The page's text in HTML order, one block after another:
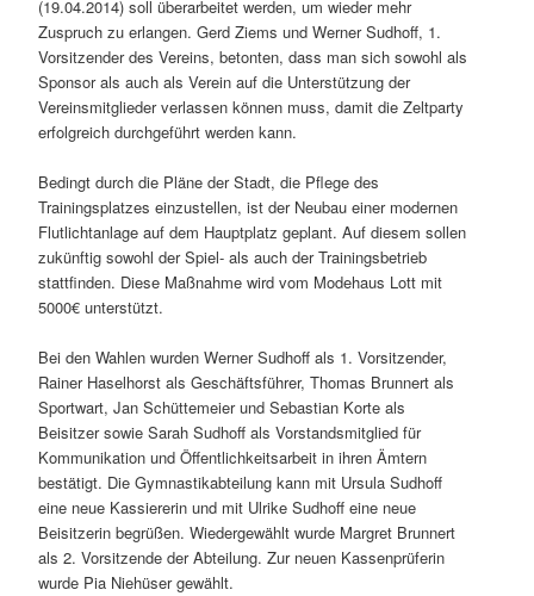
(19.04.2014) soll überarbeitet werden, um wieder mehr
Zuspruch zu erlangen. Gerd Ziems und Werner Sudhoff, 1.
Vorsitzender des Vereins, betonten, dass man sich sowohl als
Sponsor als auch als Verein auf die Unterstützung der
Vereinsmitglieder verlassen können muss, damit die Zeltparty
erfolgreich durchgeführt werden kann.
Bedingt durch die Pläne der Stadt, die Pflege des
Trainingsplatzes einzustellen, ist der Neubau einer modernen
Flutlichtanlage auf dem Hauptplatz geplant. Auf diesem sollen
zukünftig sowohl der Spiel- als auch der Trainingsbetrieb
stattfinden. Diese Maßnahme wird vom Modehaus Lott mit
5000€ unterstützt.
Bei den Wahlen wurden Werner Sudhoff als 1. Vorsitzender,
Rainer Haselhorst als Geschäftsführer, Thomas Brunnert als
Sportwart, Jan Schüttemeier und Sebastian Korte als
Beisitzer sowie Sarah Sudhoff als Vorstandsmitglied für
Kommunikation und Öffentlichkeitsarbeit in ihren Ämtern
bestätigt. Die Gymnastikabteilung kann mit Ursula Sudhoff
eine neue Kassiererin und mit Ulrike Sudhoff eine neue
Beisitzerin begrüßen. Wiedergewählt wurde Margret Brunnert
als 2. Vorsitzende der Abteilung. Zur neuen Kassenprüferin
wurde Pia Niehüser gewählt.